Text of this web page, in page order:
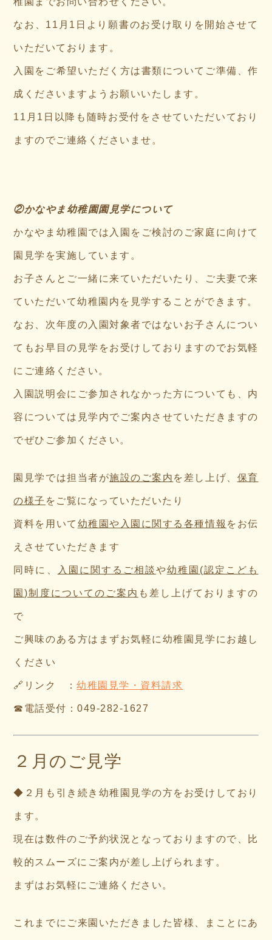
なお、 11月1日より願書のお受け取りを開始させて
いただいております。
入園をご希望いただく方は書類についてご準備、作
成くださいますようお願いいたします。
11月1日以降も随時お受付をさせていただいており
ますのでご連絡くださいませ。
②かなやま幼稚園園見学について
かなやま幼稚園では入園をご検討のご家庭に向けて
園見学を実施しています。
お子さんとご一緒に来ていただいたり、ご夫妻で来
ていただいて幼稚園内を見学することができます。
なお、次年度の入園対象者ではないお子さんについ
てもお早目の見学をお受けしておりますのでお気軽
にご連絡ください。
入園説明会にご参加されなかった方についても、内
容については見学内でご案内させていただきますの
でぜひご参加ください。
園見学では担当者が施設のご案内 を差し上げ、 保育
の様子 をご覧になっていただいたり
資料を用いて 幼稚園や入園に関する各種情報 をお伝
えさせていただきます
同時に、 入園に関するご相談や幼稚園(認定こども
園)制度についてのご案内 も差し上げておりますの
で
ご興味のある方はまずお気軽に幼稚園見学にお越し
ください
🔗リンク ：幼稚園見学・資料請求
☎電話受付：049-282-1627
２月のご見学
◆２ 月も引き続き幼稚園見学の方をお受けしており
ます。
現在は数件のご予約状況となっておりますので、比
較的スムーズにご案内が差し上げられます。
まずはお気軽にご連絡ください。
これまでにご来園いただきました皆様、まことにあ